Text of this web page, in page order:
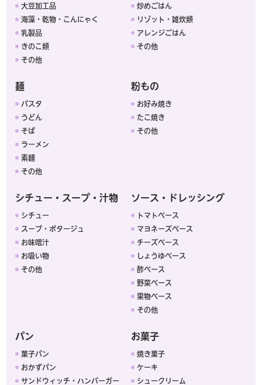
大豆加工品
海藻・乾物・こんにゃく
乳製品
きのこ類
その他
炒めごはん
リゾット・雑炊類
アレンジごはん
その他
麺
パスタ
うどん
そば
ラーメン
素麺
その他
粉もの
お好み焼き
たこ焼き
その他
シチュー・スープ・汁物
シチュー
スープ・ポタージュ
お味噌汁
お吸い物
その他
ソース・ドレッシング
トマトベース
マヨネーズベース
チーズベース
しょうゆベース
酢ベース
野菜ベース
果物ベース
その他
パン
菓子パン
おかずパン
サンドウィッチ・ハンバーガー
お菓子
焼き菓子
ケーキ
シュークリーム